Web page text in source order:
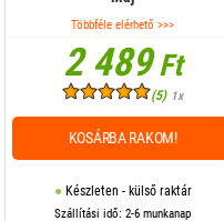
Többféle elérhető >>>
2 489Ft
(5) 1x
Készleten - külső raktár
Szállítási idő: 2-6 munkanap
KOSÁRBA RAKOM!